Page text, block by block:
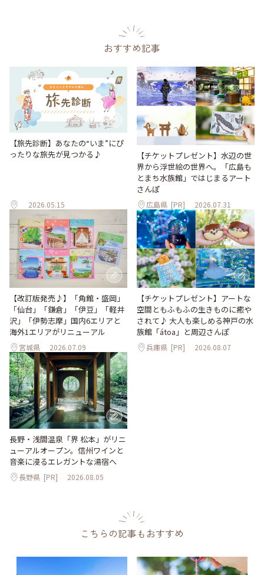
おすすめ記事
【旅先診断】あなたの“いま”にぴ
ったりな旅先が見つかる♪
2026.05.15
【チケットプレゼント】水辺の世
界から浮世絵の世界へ。「広島も
とまち水族館」ではじまるアート
さんぽ
広島県 [PR] 2026.07.31
【改訂版発売♪】「角館・盛岡」
「仙台」「鎌倉」「伊豆」「軽井
沢」「伊勢志摩」国内6エリアと
海外1エリアがリニューアル
宮城県 2026.07.09
【チケットプレゼント】アートな
空間ともふもふの生きものに癒や
されて♪ 大人も楽しめる神戸の水
族館「átoa」と周辺さんぽ
兵庫県 [PR] 2026.08.07
長野・浅間温泉「界 松本」がリニ
ューアルオープン。信州ワインと
音楽に浸るエレガントな湯宿へ
長野県 [PR] 2026.08.05
こちらの記事もおすすめ